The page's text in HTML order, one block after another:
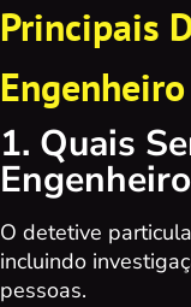
Principais
1. Quais
O detetive
incluindo
pessoas.